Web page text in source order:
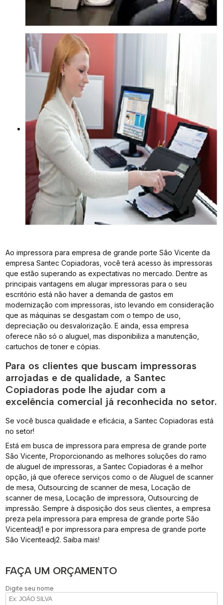
Ao impressora para empresa de grande porte São Vicente da
empresa Santec Copiadoras, você terá acesso às impressoras
que estão superando as expectativas no mercado. Dentre as
principais vantagens em alugar impressoras para o seu
escritório está não haver a demanda de gastos em
modernização com impressoras, isto levando em consideração
que as máquinas se desgastam com o tempo de uso,
depreciação ou desvalorização. E ainda, essa empresa
oferece não só o aluguel, mas disponibiliza a manutenção,
cartuchos de toner e cópias.
Para os clientes que buscam impressoras
arrojadas e de qualidade, a Santec
Copiadoras pode lhe ajudar com a
excelência comercial já reconhecida no setor.
Se você busca qualidade e eficácia, a Santec Copiadoras está
no setor!
Está em busca de impressora para empresa de grande porte
São Vicente, Proporcionando as melhores soluções do ramo
de aluguel de impressoras, a Santec Copiadoras é a melhor
opção, já que oferece serviços como o de Aluguel de scanner
de mesa, Outsourcing de scanner de mesa, Locação de
scanner de mesa, Locação de impressora, Outsourcing de
impressão. Sempre à disposição dos seus clientes, a empresa
preza pela impressora para empresa de grande porte São
Vicenteadj1 e por impressora para empresa de grande porte
São Vicenteadj2. Saiba mais!
FAÇA UM ORÇAMENTO
Digite seu nome